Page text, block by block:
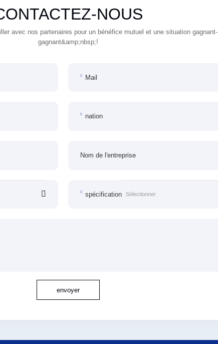
NOUS
avec nos partenaires pour un bénéfice mutuel et une situation gagnant-
gagnant&amp;nbsp;!
Mail
nation
Nom de l'entreprise
spécification
envoyer